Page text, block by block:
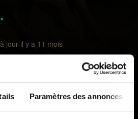
Paramètres des annonces
il y a 11 mois
rapport contenant les
: